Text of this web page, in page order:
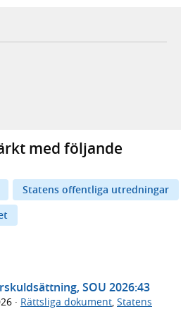
i ny flik, extern webbplats,
extern webbplats,
i ny flik, extern webbplats,
e-postklient,
med följande
Statens offentliga utredningar
SOU 2026:43
· Rättsliga dokument, Statens